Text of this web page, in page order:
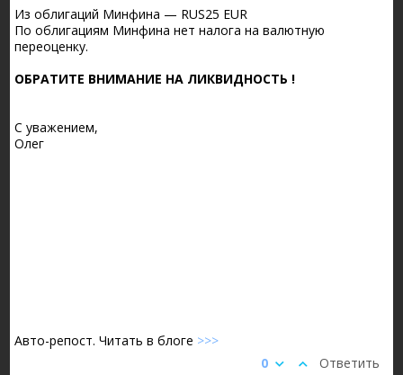
Из облигаций Минфина — RUS25 EUR
По облигациям Минфина нет налога на валютную
переоценку.
ОБРАТИТЕ ВНИМАНИЕ НА ЛИКВИДНОСТЬ !
С уважением,
Олег
Авто-репост. Читать в блоге >>>
Ответить
0